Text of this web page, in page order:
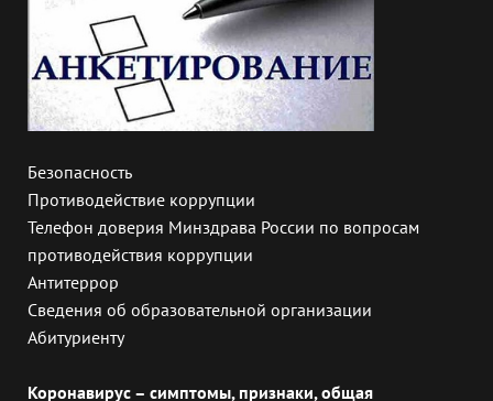
Безопасность
Противодействие коррупции
Телефон доверия Минздрава России по вопросам
противодействия коррупции
Антитеррор
Сведения об образовательной организации
Абитуриенту
Коронавирус – симптомы, признаки, общая